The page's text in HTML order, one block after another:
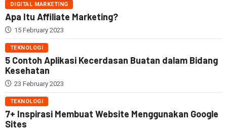
DIGITAL MARKETING
Apa Itu Affiliate Marketing?
15 February 2023
TEKNOLOGI
5 Contoh Aplikasi Kecerdasan Buatan dalam Bidang
Kesehatan
23 February 2023
TEKNOLOGI
7+ Inspirasi Membuat Website Menggunakan Google
Sites